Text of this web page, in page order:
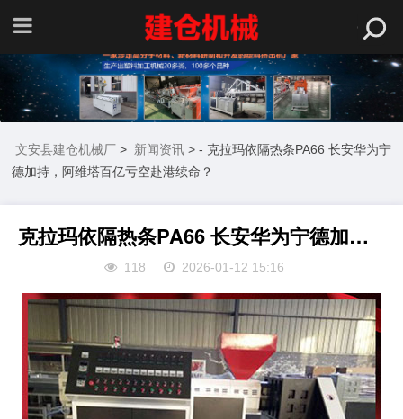
文安县建仓机械厂 > 新闻资讯 > - 克拉玛依隔热条PA66 长安华为宁
德加持，阿维塔百亿亏空赴港续命？
克拉玛依隔热条PA66 长安华为宁德加持，阿维塔百亿亏空赴港续命？
118 2026-01-12 15:16